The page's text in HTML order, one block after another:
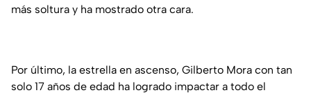
más soltura y ha mostrado otra cara.
Por último, la estrella en ascenso, Gilberto Mora con tan
solo 17 años de edad ha logrado impactar a todo el